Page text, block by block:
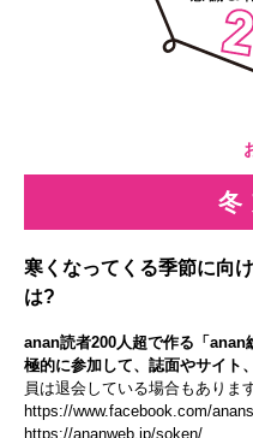
寒くなってくる季節に向
は?
anan読者200人超で作る「anan
極的に参加して、誌面やサイト
員は退会している場合もあります
https://www.facebook.com/
https://ananweb.jp/soken/